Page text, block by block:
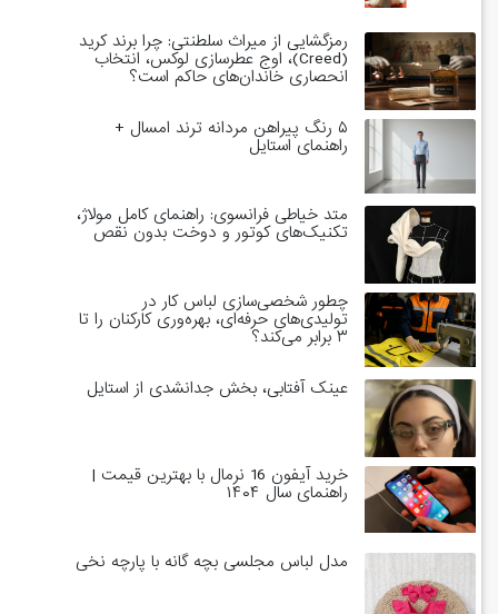
رمزگشایی از میراث سلطنتی: چرا برند کرید
(Creed)، اوج عطرسازی لوکس، انتخاب
انحصاری خاندان‌های حاکم است؟
۵ رنگ پیراهن مردانه ترند امسال +
راهنمای استایل
متد خیاطی فرانسوی: راهنمای کامل مولاژ،
تکنیک‌های کوتور و دوخت بدون نقص
چطور شخصی‌سازی لباس کار در
تولیدی‌های حرفه‌ای، بهره‌وری کارکنان را تا
۳ برابر می‌کند؟
عینک آفتابی، بخش جدانشدی از استایل
خرید آیفون 16 نرمال با بهترین قیمت |
راهنمای سال ۱۴۰۴
مدل لباس مجلسی بچه گانه با پارچه نخی